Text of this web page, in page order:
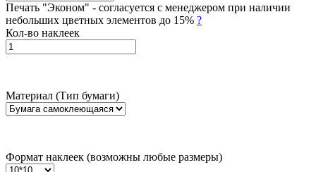
Печать "Эконом" - согласуется с менеджером при наличии
небольших цветных элементов до 15% ?
Кол-во наклеек
Материал (Тип бумаги)
Формат наклеек (возможны любые размеры)